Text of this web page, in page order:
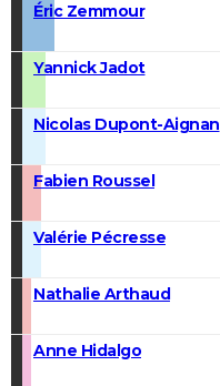
Éric Zemmour
Yannick Jadot
Nicolas Dupont-Aignan
Fabien Roussel
Valérie Pécresse
Nathalie Arthaud
Anne Hidalgo